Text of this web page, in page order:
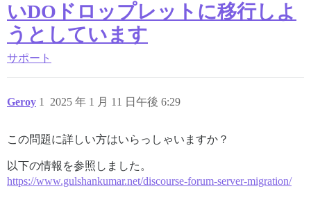
いDOドロップレットに移行しよ
うとしています
サポート
Geroy 2025 年 1 月 11 日午後 6:29
1
この問題に詳しい方はいらっしゃいますか？
以下の情報を参照しました。
https://www.gulshankumar.net/discourse-forum-server-migration/